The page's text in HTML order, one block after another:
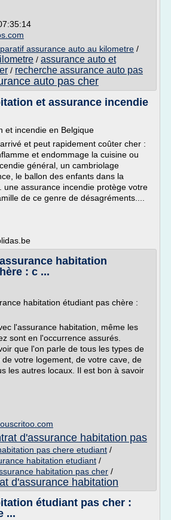
assurance auto au kilometre /
/ assurance auto et
/ recherche assurance auto pas
auto pas cher
et assurance incendie
et incendie en Belgique
et peut rapidement coûter cher :
et endommage la cuisine ou
général, un cambriolage
le ballon des enfants dans la
une assurance incendie protège votre
de ce genre de désagréments....
habitation
: c ...
habitation étudiant pas chère :
l'assurance habitation, même les
sont en l'occurrence assurés.
que l'on parle de tous les types de
votre logement, de votre cave, de
les autres locaux. Il est bon à savoir
d'assurance habitation pas
pas chere etudiant /
habitation etudiant /
habitation pas cher /
d'assurance habitation
étudiant pas cher :
...